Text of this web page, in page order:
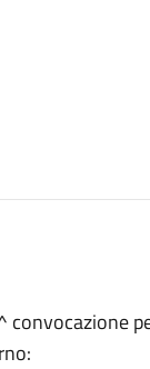
convocazione